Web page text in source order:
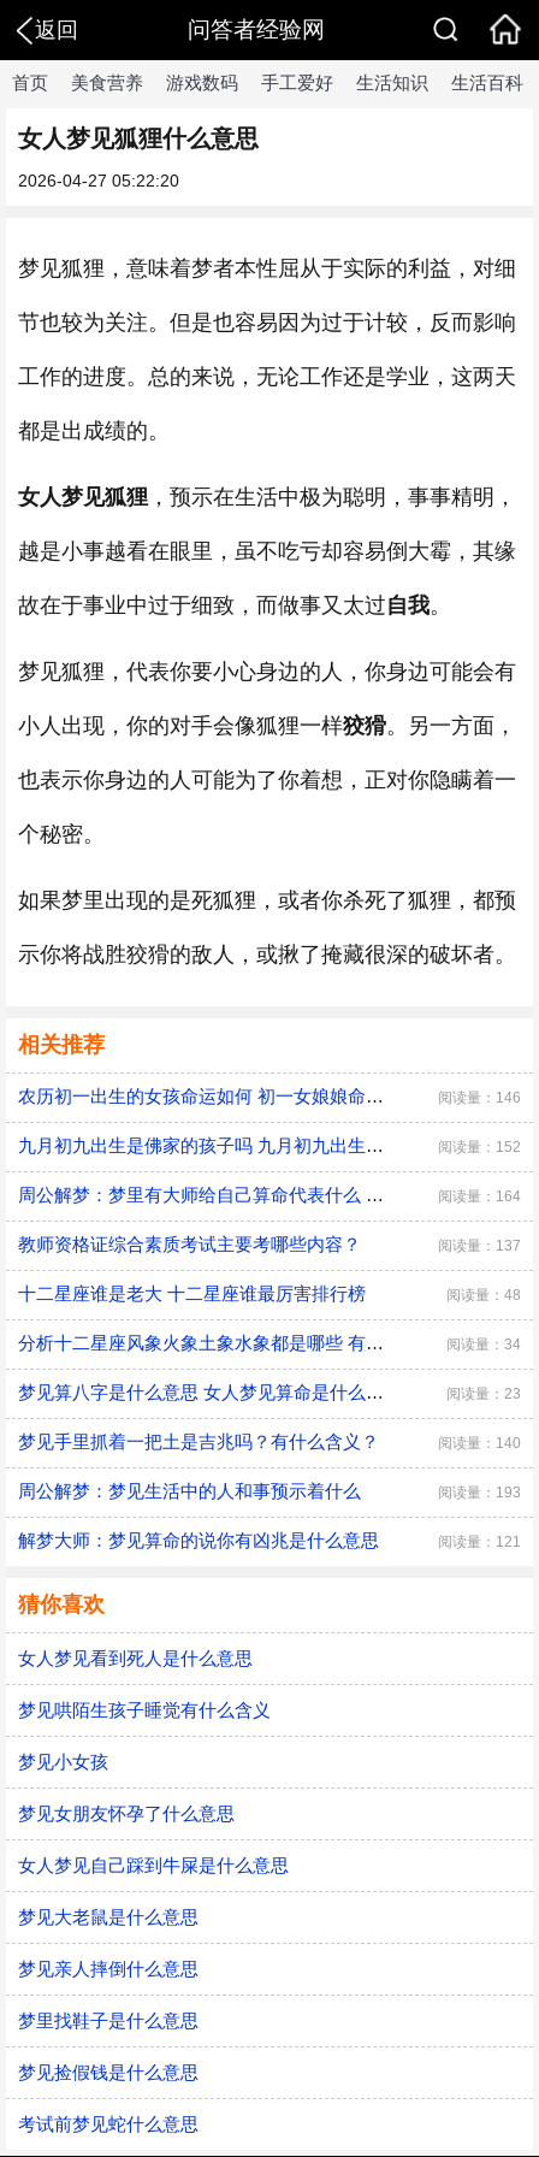
返回 问答者经验网
首页 美食营养 游戏数码 手工爱好 生活知识 生活百科
女人梦见狐狸什么意思
2026-04-27 05:22:20
梦见狐狸，意味着梦者本性屈从于实际的利益，对细
节也较为关注。但是也容易因为过于计较，反而影响
工作的进度。总的来说，无论工作还是学业，这两天
都是出成绩的。
女人梦见狐狸，预示在生活中极为聪明，事事精明，
越是小事越看在眼里，虽不吃亏却容易倒大霉，其缘
故在于事业中过于细致，而做事又太过自我。
梦见狐狸，代表你要小心身边的人，你身边可能会有
小人出现，你的对手会像狐狸一样狡猾。另一方面，
也表示你身边的人可能为了你着想，正对你隐瞒着一
个秘密。
如果梦里出现的是死狐狸，或者你杀死了狐狸，都预
示你将战胜狡猾的敌人，或揪了掩藏很深的破坏者。
相关推荐
农历初一出生的女孩命运如何 初一女娘娘命什么意思 阅读量：146
九月初九出生是佛家的孩子吗 九月初九出生有什么说法 阅读量：152
周公解梦：梦里有大师给自己算命代表什么 是好兆头吗？ 阅读量：164
教师资格证综合素质考试主要考哪些内容？ 阅读量：137
十二星座谁是老大 十二星座谁最厉害排行榜 阅读量：48
分析十二星座风象火象土象水象都是哪些 有什么优缺点 阅读量：34
梦见算八字是什么意思 女人梦见算命是什么预兆 阅读量：23
梦见手里抓着一把土是吉兆吗？有什么含义？ 阅读量：140
周公解梦：梦见生活中的人和事预示着什么 阅读量：193
解梦大师：梦见算命的说你有凶兆是什么意思 阅读量：121
猜你喜欢
女人梦见看到死人是什么意思
梦见哄陌生孩子睡觉有什么含义
梦见小女孩
梦见女朋友怀孕了什么意思
女人梦见自己踩到牛屎是什么意思
梦见大老鼠是什么意思
梦见亲人摔倒什么意思
梦里找鞋子是什么意思
梦见捡假钱是什么意思
考试前梦见蛇什么意思